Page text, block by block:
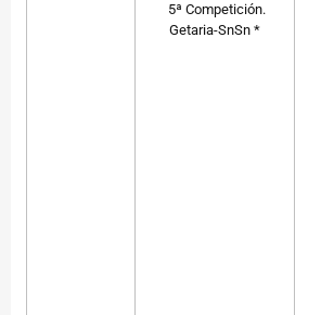
5ª Competición.
Getaria-SnSn *